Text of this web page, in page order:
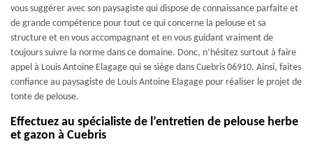
vous suggérer avec son paysagiste qui dispose de connaissance parfaite et
de grande compétence pour tout ce qui concerne la pelouse et sa
structure et en vous accompagnant et en vous guidant vraiment de
toujours suivre la norme dans ce domaine. Donc, n’hésitez surtout à faire
appel à Louis Antoine Elagage qui se siège dans Cuebris 06910. Ainsi, faites
confiance au paysagiste de Louis Antoine Elagage pour réaliser le projet de
tonte de pelouse.
Effectuez au spécialiste de l’entretien de pelouse herbe
et gazon à Cuebris